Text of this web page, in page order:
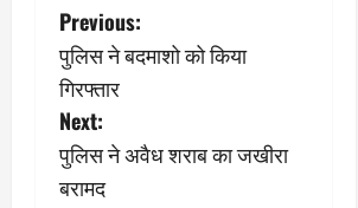
P
o
s
t
Previous:
पुलिस ने बदमाशो को किया
गिरफ्तार
Next:
पुलिस ने अवैध शराब का जखीरा
बरामद